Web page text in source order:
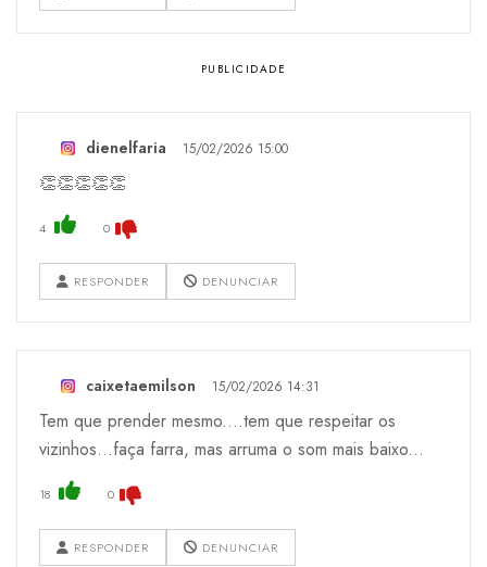
dienelfaria 15/02/2026 15:00
👏👏👏👏👏
4 0
RESPONDER DENUNCIAR
caixetaemilson 15/02/2026 14:31
Tem que prender mesmo....tem que respeitar os
vizinhos...faça farra, mas arruma o som mais baixo...
18 0
RESPONDER DENUNCIAR